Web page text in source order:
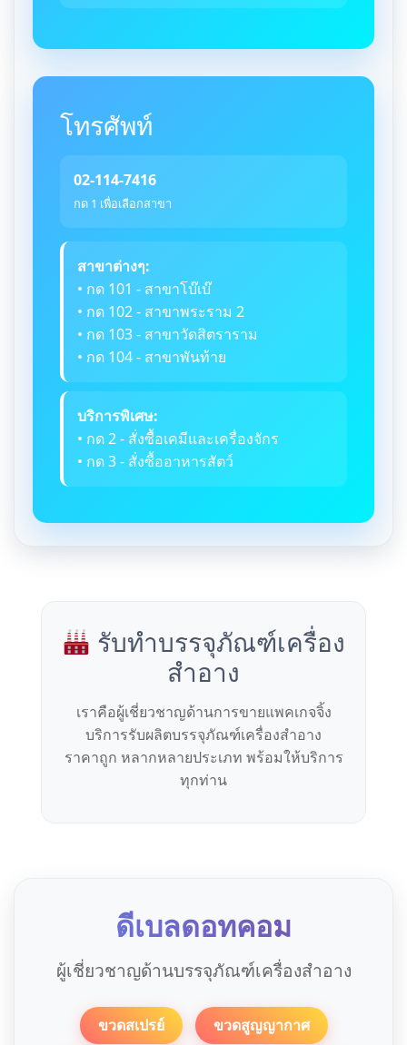
โทรศัพท์
02-114-7416
กด 1 เพื่อเลือกสาขา
สาขาต่างๆ:
• กด 101 - สาขาโบ๊เบ๊
• กด 102 - สาขาพระราม 2
• กด 103 - สาขาวัดสิตราราม
• กด 104 - สาขาพันท้าย
บริการพิเศษ:
• กด 2 - สั่งซื้อเคมีและเครื่องจักร
• กด 3 - สั่งซื้ออาหารสัตว์
รับทำบรรจุภัณฑ์เครื่อง
สำอาง
เราคือผู้เชี่ยวชาญด้านการขายแพคเกจจิ้ง
บริการรับผลิตบรรจุภัณฑ์เครื่องสำอาง
ราคาถูก หลากหลายประเภท พร้อมให้บริการ
ทุกท่าน
ดีเบลดอทคอม
ผู้เชี่ยวชาญด้านบรรจุภัณฑ์เครื่องสำอาง
ขวดสเปรย์ ขวดสูญญากาศ